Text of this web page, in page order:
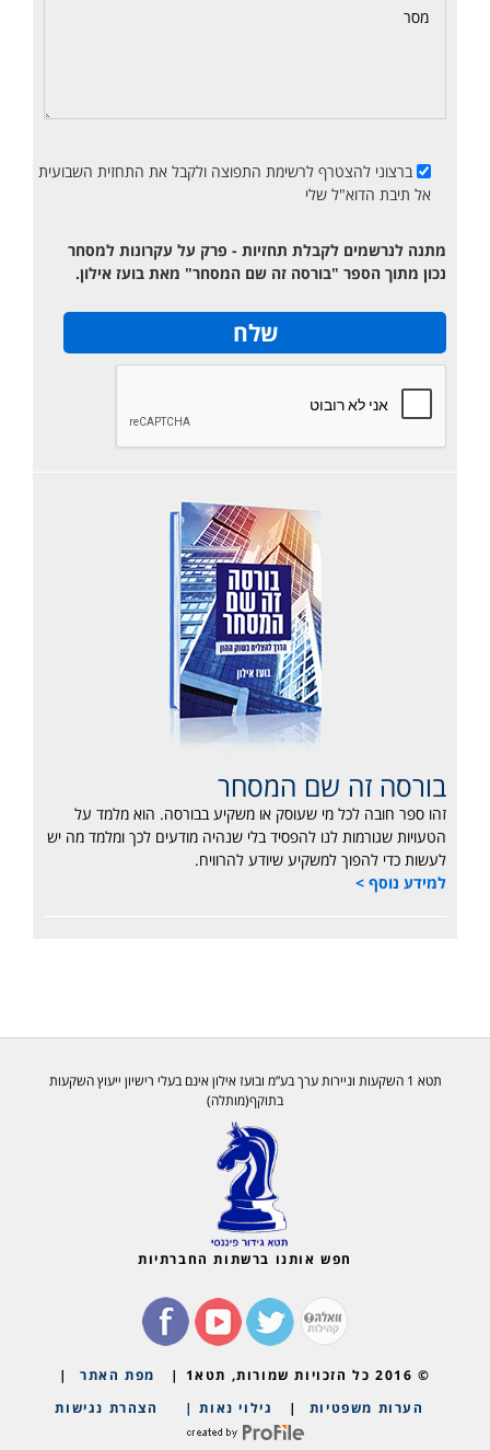
ברצוני להצטרף לרשימת התפוצה ולקבל את התחזית השבועית
אל תיבת הדוא"ל שלי
מתנה לנרשמים לקבלת תחזיות - פרק על עקרונות למסחר
נכון מתוך הספר "בורסה זה שם המסחר" מאת בועז אילון.
בורסה זה שם המסחר
זהו ספר חובה לכל מי שעוסק או משקיע בבורסה. הוא מלמד על
הטעויות שגורמות לנו להפסיד בלי שנהיה מודעים לכך ומלמד מה יש
לעשות כדי להפוך למשקיע שיודע להרוויח.
למידע נוסף >
תטא 1 השקעות וניירות ערך בע”מ ובועז אילון אינם בעלי רישיון ייעוץ השקעות
בתוקף(מותלה)
חפש אותנו ברשתות החברתיות
© 2016 כל הזכויות שמורות, תטא1 | מפת האתר
|
הערות משפטיות
| גילוי נאות | הצהרת נגישות